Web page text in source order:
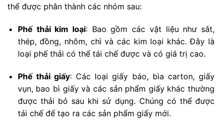
thể được phân thành các nhóm sau:
Phế thải kim loại: Bao gồm các vật liệu như sắt,
thép, đồng, nhôm, chì và các kim loại khác. Đây là
loại phế thải có thể tái chế được và có giá trị cao.
Phế thải giấy: Các loại giấy báo, bìa carton, giấy
vụn, bao bì giấy và các sản phẩm giấy khác thường
được thải bỏ sau khi sử dụng. Chúng có thể được
tái chế để tạo ra các sản phẩm giấy mới.